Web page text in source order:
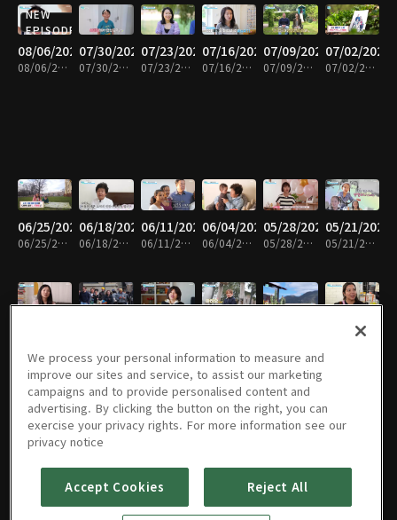
NEW
EPISODE
08/06/2026
08/06/2026 • 47분
07/30/2026
07/30/2026 • 47분
07/23/2026
07/23/2026 • 48분
07/16/2026
07/16/2026 • 48분
07/09/2026
07/09/2026 • 48분
07/02/2026
07/02/2026 • 48분
06/25/2026
06/25/2026 • 47분
06/18/2026
06/18/2026 • 48분
06/11/2026
06/11/2026 • 48분
06/04/2026
06/04/2026 • 48분
05/28/2026
05/28/2026 • 47분
05/21/2026
05/21/2026 • 46분
04/09/2026
04/02/2026
04/02/2026 • 48분
03/26/202603/19/202603/12/202603/05/202612/25/2025
We process your personal information to measure and
improve our sites and service, to assist our marketing
campaigns and to provide personalised content and
advertising. By clicking the button on the right, you can
exercise your privacy rights. For more information see our
privacy notice
Accept Cookies Reject All